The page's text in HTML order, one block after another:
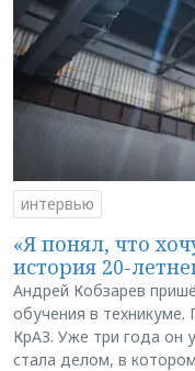
интервью
«Я понял, что
история 20-
Андрей Кобзарев
обучения в техникуме.
КрАЗ. Уже три года он
стала делом, в